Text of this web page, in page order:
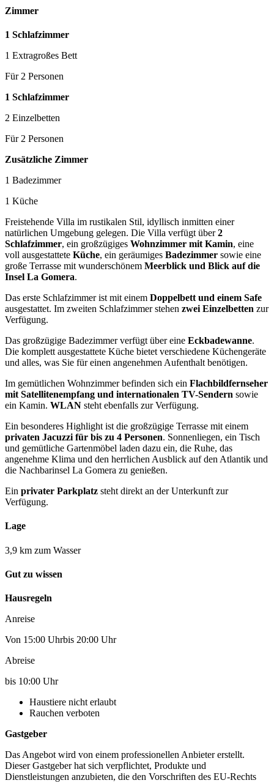
Zimmer
1 Schlafzimmer
1 Extragroßes Bett
Für 2 Personen
1 Schlafzimmer
2 Einzelbetten
Für 2 Personen
Zusätzliche Zimmer
1 Badezimmer
1 Küche
Freistehende Villa im rustikalen Stil, idyllisch inmitten einer
natürlichen Umgebung gelegen. Die Villa verfügt über2
Schlafzimmer, ein großzügiges Wohnzimmer mit Kamin, eine
voll ausgestattete Küche, ein geräumiges Badezimmer sowie eine
große Terrasse mit wunderschönem Meerblick und Blick auf die
Insel La Gomera.
Das erste Schlafzimmer ist mit einem Doppelbett und einem Safe
ausgestattet. Im zweiten Schlafzimmer stehen zwei Einzelbetten zur
Verfügung.
Das großzügige Badezimmer verfügt über eine Eckbadewanne.
Die komplett ausgestattete Küche bietet verschiedene Küchengeräte
und alles, was Sie für einen angenehmen Aufenthalt benötigen.
Im gemütlichen Wohnzimmer befinden sich ein Flachbildfernseher
mit Satellitenempfang und internationalen TV-Sendern sowie
ein Kamin. WLAN steht ebenfalls zur Verfügung.
Ein besonderes Highlight ist die großzügige Terrasse mit einem
privaten Jacuzzi für bis zu 4 Personen. Sonnenliegen, ein Tisch
und gemütliche Gartenmöbel laden dazu ein, die Ruhe, das
angenehme Klima und den herrlichen Ausblick auf den Atlantik und
die Nachbarinsel La Gomera zu genießen.
Ein privater Parkplatz steht direkt an der Unterkunft zur
Verfügung.
Lage
3,9 km zum Wasser
Gut zu wissen
Hausregeln
Anreise
Von 15:00 Uhrbis 20:00 Uhr
Abreise
bis 10:00 Uhr
Haustiere nicht erlaubt
Rauchen verboten
Gastgeber
Das Angebot wird von einem professionellen Anbieter erstellt.
Dieser Gastgeber hat sich verpflichtet, Produkte und
Dienstleistungen anzubieten, die den Vorschriften des EU-Rechts